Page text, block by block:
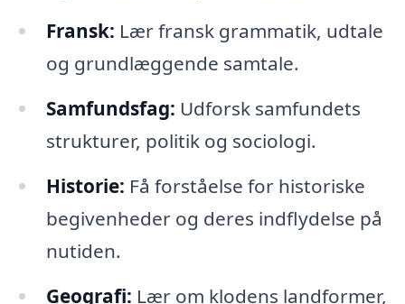
Fransk: Lær fransk grammatik, udtale
og grundlæggende samtale.
Samfundsfag: Udforsk samfundets
strukturer, politik og sociologi.
Historie: Få forståelse for historiske
begivenheder og deres indflydelse på
nutiden.
Geografi: Lær om klodens landformer,